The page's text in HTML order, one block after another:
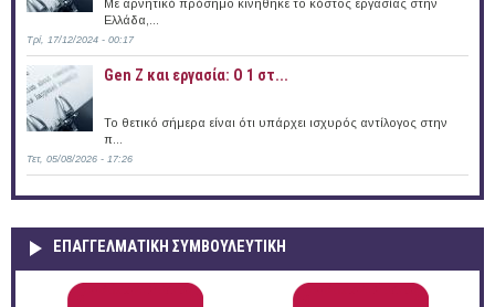
Με αρνητικό πρόσημο κινήθηκε το κόστος εργασίας στην
Ελλάδα,...
Τρί, 17/12/2024 - 00:17
Gen Z και εργασία: Ο 1 στ...
Το θετικό σήμερα είναι ότι υπάρχει ισχυρός αντίλογος στην
π...
Τετ, 05/08/2026 - 17:26
ΕΠΑΓΓΕΛΜΑΤΙΚΉ ΣΥΜΒΟΥΛΕΥΤΙΚΉ